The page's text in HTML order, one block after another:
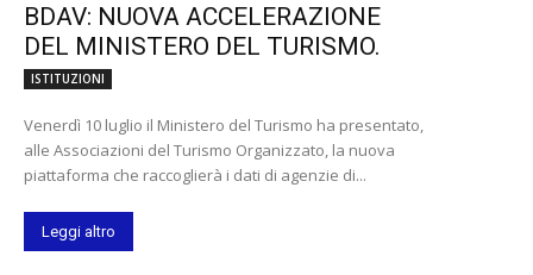
BDAV: NUOVA ACCELERAZIONE
DEL MINISTERO DEL TURISMO.
ISTITUZIONI
Venerdì 10 luglio il Ministero del Turismo ha presentato,
alle Associazioni del Turismo Organizzato, la nuova
piattaforma che raccoglierà i dati di agenzie di...
Leggi altro